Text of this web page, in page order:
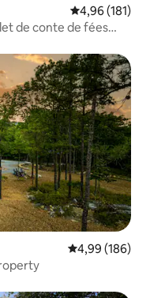
Évaluation
4,96 (181)
de conte de fées
Évaluation
4,99 (186)